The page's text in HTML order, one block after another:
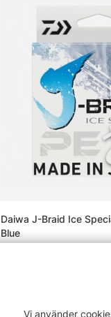
Daiwa J-Braid Ice
Blue
Vi använder